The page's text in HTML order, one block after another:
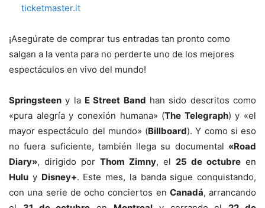
ticketmaster.it
¡Asegúrate de comprar tus entradas tan pronto como
salgan a la venta para no perderte uno de los mejores
espectáculos en vivo del mundo!
Springsteen y la E Street Band han sido descritos como
«pura alegría y conexión humana» (The Telegraph) y «el
mayor espectáculo del mundo» (Billboard). Y como si eso
no fuera suficiente, también llega su documental «Road
Diary», dirigido por Thom Zimny, el 25 de octubre en
Hulu y Disney+. Este mes, la banda sigue conquistando,
con una serie de ocho conciertos en Canadá, arrancando